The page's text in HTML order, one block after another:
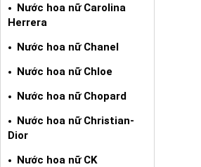
Nước hoa nữ Carolina
Herrera
Nước hoa nữ Chanel
Nước hoa nữ Chloe
Nước hoa nữ Chopard
Nước hoa nữ Christian-
Dior
Nước hoa nữ CK